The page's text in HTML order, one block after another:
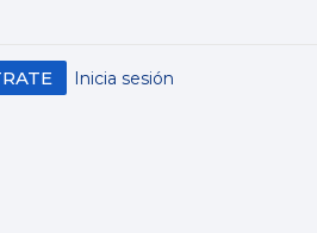
Inicia sesión